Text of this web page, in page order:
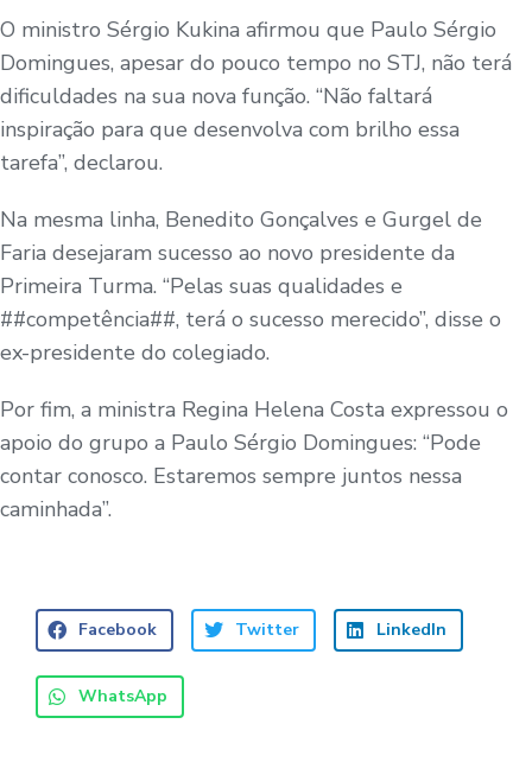
O ministro Sérgio Kukina afirmou que Paulo Sérgio
Domingues, apesar do pouco tempo no STJ, não terá
dificuldades na sua nova função. “Não faltará
inspiração para que desenvolva com brilho essa
tarefa”, declarou.
Na mesma linha, Benedito Gonçalves e Gurgel de
Faria desejaram sucesso ao novo presidente da
Primeira Turma. “Pelas suas qualidades e
##competência##, terá o sucesso merecido”, disse o
ex-presidente do colegiado.
Por fim, a ministra Regina Helena Costa expressou o
apoio do grupo a Paulo Sérgio Domingues: “Pode
contar conosco. Estaremos sempre juntos nessa
caminhada”.
Facebook Twitter LinkedIn
WhatsApp